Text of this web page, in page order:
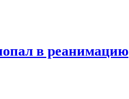
в реанимацию